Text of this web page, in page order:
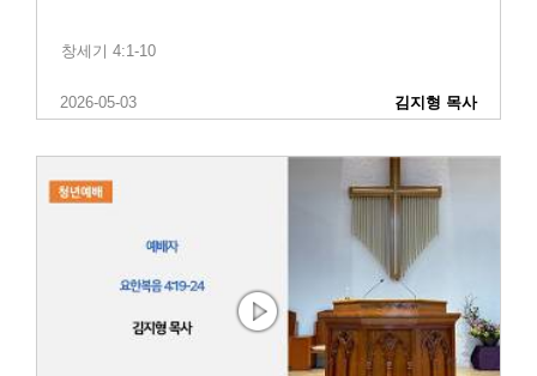
창세기 4:1-10
2026-05-03 김지형 목사